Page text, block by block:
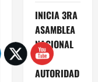
INICIA 3RA
ASAMBLEA
NACIONAL
DE
AUTORIDAD